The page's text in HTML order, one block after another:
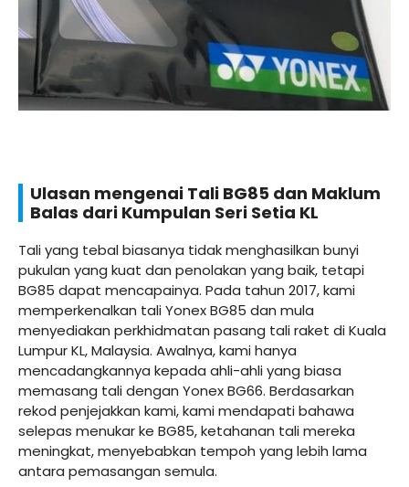
Ulasan mengenai Tali BG85 dan Maklum
Balas dari Kumpulan Seri Setia KL
Tali yang tebal biasanya tidak menghasilkan bunyi
pukulan yang kuat dan penolakan yang baik, tetapi
BG85 dapat mencapainya. Pada tahun 2017, kami
memperkenalkan tali Yonex BG85 dan mula
menyediakan perkhidmatan pasang tali raket di Kuala
Lumpur KL, Malaysia. Awalnya, kami hanya
mencadangkannya kepada ahli-ahli yang biasa
memasang tali dengan Yonex BG66. Berdasarkan
rekod penjejakkan kami, kami mendapati bahawa
selepas menukar ke BG85, ketahanan tali mereka
meningkat, menyebabkan tempoh yang lebih lama
antara pemasangan semula.